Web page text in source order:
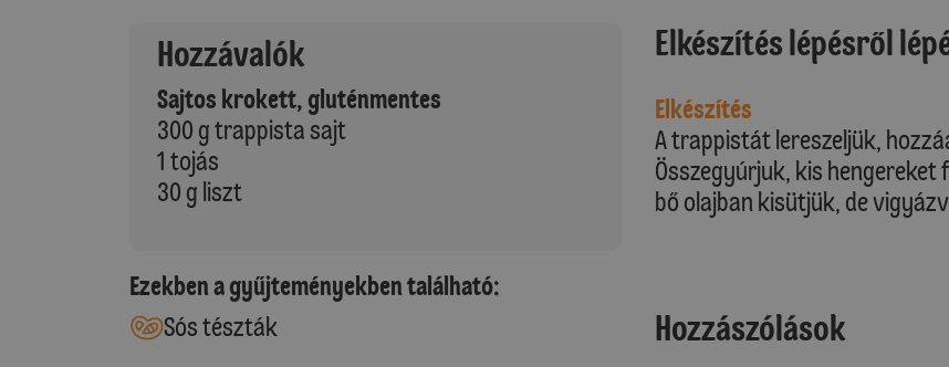
Hozzávalók
Sajtos krokett, gluténmentes
300 g trappista sajt
1 tojás
30 g liszt
Ezekben a gyűjteményekben található:
Sós tészták
Elkészítés lépésről
Elkészítés
A trappistát lereszeljük,
Összegyúrjuk, kis
bő olajban kisütjük, de
Hozzászólások